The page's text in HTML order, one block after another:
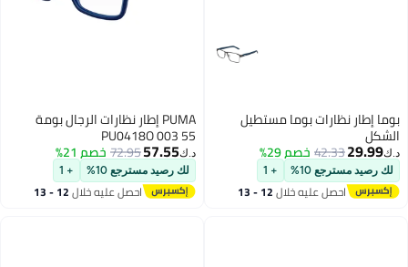
بوما إطار نظارات بوما مستطيل
الشكل
د.ك‏29.99
42.33خصم 29%
لك رصيد مسترجع 10% + 1
احصل عليه خلال 12 - 13
PUMA إطار نظارات الرجال بومة
PU0418O 003 55
د.ك‏57.55
72.95خصم 21%
لك رصيد مسترجع 10% + 1
احصل عليه خلال 12 - 13